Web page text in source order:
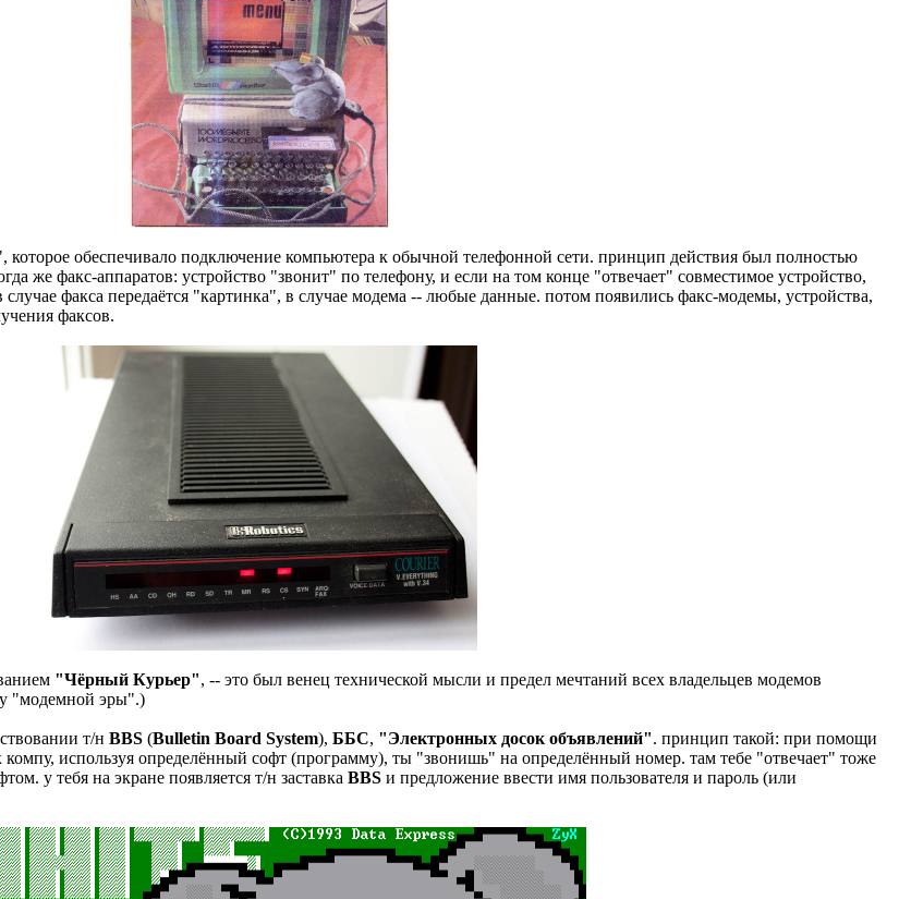
обеспечивало подключение компьютера к обычной телефонной сети. принцип действия был полностью
же факс-аппаратов: устройство "звонит" по телефону, и если на том конце "отвечает" совместимое устройство,
факса передаётся "картинка", в случае модема -- любые данные. потом появились факс-модемы, устройства,
факсов.
"Чёрный Курьер", -- это был венец технической мысли и предел мечтаний всех владельцев модемов
"модемной эры".)
т/н BBS (Bulletin Board System), ББС, "Электронных досок объявлений". принцип такой: при помощи
используя определённый софт (программу), ты "звонишь" на определённый номер. там тебе "отвечает" тоже
у тебя на экране появляется т/н заставка BBS и предложение ввести имя пользователя и пароль (или